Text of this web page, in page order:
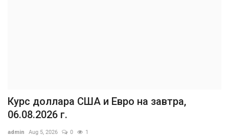
Курс доллара США и Евро на завтра,
06.08.2026 г.
admin Aug 5, 2026 0 1